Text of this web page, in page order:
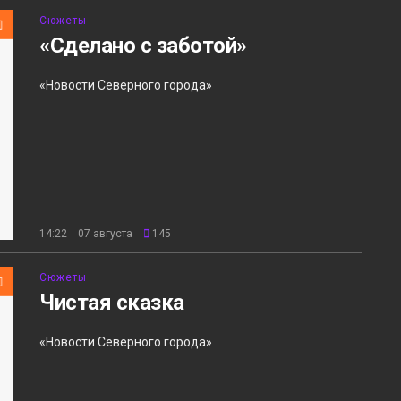
Сюжеты
«Сделано с заботой»
«Новости Северного города»
14:22 07 августа 145
Сюжеты
Чистая сказка
«Новости Северного города»